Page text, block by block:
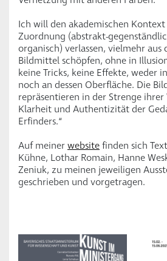
Ich will den akademischen
Zuordnung (abstrakt-
organisch) verlassen, vielmehr aus
Bildmittel schöpfen, ohne in
keine Tricks, keine Effekte, weder
noch an dessen Oberfläche. Die
repräsentieren in der Strenge
Klarheit und Authentizität der
Erfinders.“
Auf meinerwebsitefinden sich
Kühne, Lothar Romain, Hanne
Zeniuk, zu meinen jeweiligen
geschrieben und vorgetragen.